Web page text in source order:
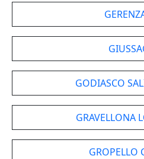
GODIASCO
GRAVELLONA
GROPELLO